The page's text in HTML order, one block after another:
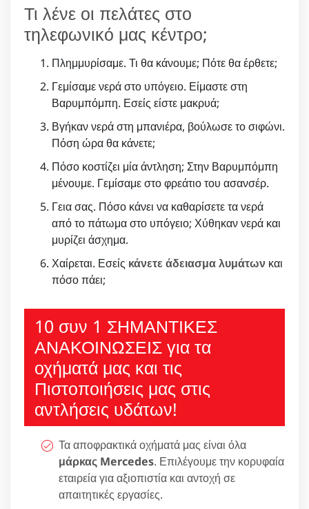
Τι λένε οι πελάτες στο
τηλεφωνικό μας κέντρο;
Πλημμυρίσαμε. Τι θα κάνουμε; Πότε θα έρθετε;
Γεμίσαμε νερά στο υπόγειο. Είμαστε στη
Βαρυμπόμπη. Εσείς είστε μακρυά;
Βγήκαν νερά στη μπανιέρα, βούλωσε το σιφώνι.
Πόση ώρα θα κάνετε;
Πόσο κοστίζει μία άντληση; Στην Βαρυμπόμπη
μένουμε. Γεμίσαμε στο φρεάτιο του ασανσέρ.
Γεια σας. Πόσο κάνει να καθαρίσετε τα νερά
από το πάτωμα στο υπόγειο; Χύθηκαν νερά και
μυρίζει άσχημα.
Χαίρεται. Εσείς κάνετε άδειασμα λυμάτων και
πόσο πάει;
10 συν 1 ΣΗΜΑΝΤΙΚΕΣ
ΑΝΑΚΟΙΝΩΣΕΙΣ για τα
οχήματά μας και τις
Πιστοποιήσεις μας στις
αντλήσεις υδάτων!
Τα αποφρακτικά οχήματά μας είναι όλα
μάρκας Mercedes. Επιλέγουμε την κορυφαία
εταιρεία για αξιοπιστία και αντοχή σε
απαιτητικές εργασίες.